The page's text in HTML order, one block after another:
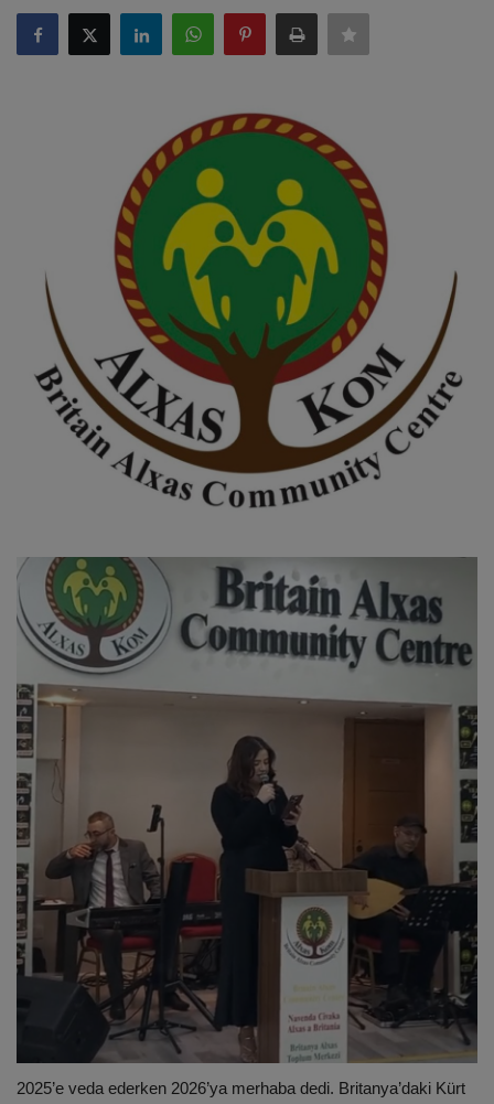
ULUSLARARASI
EĞİTİM
GALERİ
2025’e veda ederken 2026’ya merhaba dedi. Britanya’daki Kürt